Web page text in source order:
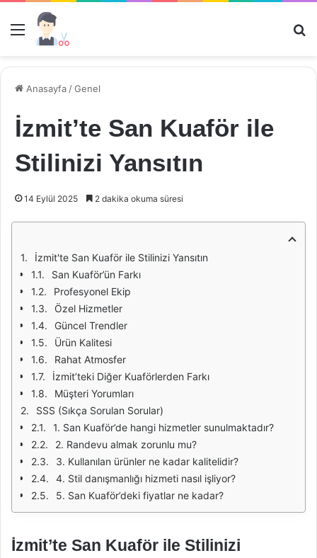
Menü
Anasayfa /Genel
İzmit’te San Kuaför ile
Stilinizi Yansıtın
14 Eylül 2025 2 dakika okuma süresi
İzmit'te San Kuaför ile Stilinizi Yansıtın
San Kuaför’ün Farkı
Profesyonel Ekip
Özel Hizmetler
Güncel Trendler
Ürün Kalitesi
Rahat Atmosfer
İzmit’teki Diğer Kuaförlerden Farkı
Müşteri Yorumları
SSS (Sıkça Sorulan Sorular)
1. San Kuaför’de hangi hizmetler sunulmaktadır?
2. Randevu almak zorunlu mu?
3. Kullanılan ürünler ne kadar kalitelidir?
4. Stil danışmanlığı hizmeti nasıl işliyor?
5. San Kuaför’deki fiyatlar ne kadar?
İzmit’te San Kuaför ile Stilinizi